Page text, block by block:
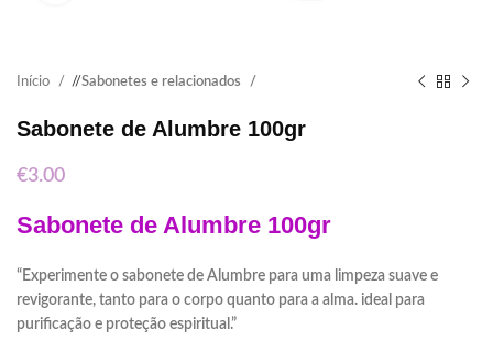
Início / Sabonetes e relacionados
Sabonete de Alumbre 100gr
€3.00
Sabonete de Alumbre 100gr
“Experimente o sabonete de Alumbre para uma limpeza suave e
revigorante, tanto para o corpo quanto para a alma. ideal para
purificação e proteção espiritual.”